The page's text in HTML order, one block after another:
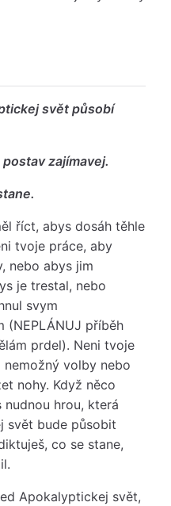
svět působí
zajímavej.
říct, abys dosáh těhle
tvoje práce, aby
nebo abys jim
je trestal, nebo
svym
(NEPLÁNUJ příběh
prdel). Neni tvoje
volby nebo
nohy. Když něco
hrou, která
svět bude působit
co se stane,
Apokalyptickej svět,